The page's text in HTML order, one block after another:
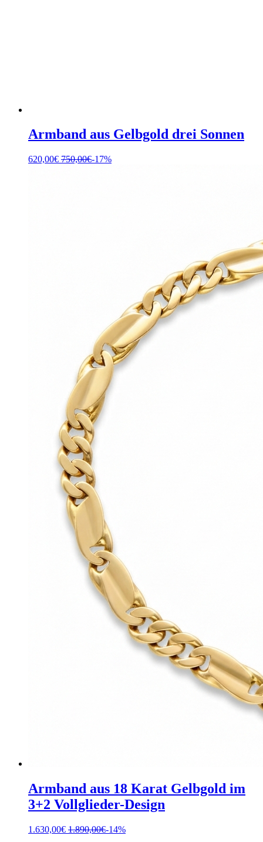
Armband aus Gelbgold drei Sonnen
620,00€ 750,00€-17%
Armband aus 18 Karat Gelbgold im
3+2 Vollglieder-Design
1.630,00€ 1.890,00€-14%